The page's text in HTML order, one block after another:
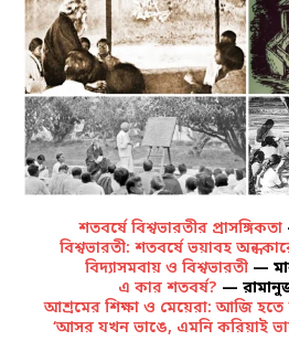
শতবর্ষে বিশ্বভারতীর প্রাসঙ্গিকতা
বিশ্বভারতী: শতবর্ষে ভয়াবহ
বিদ্যাসমবায় ও বিশ্বভারতী —
এ কার শতবর্ষ? —
আশ্রমের শিক্ষা ও মেয়েরা: আজি
‘আসর যখন ভাঙে, এমনি করিয়াই